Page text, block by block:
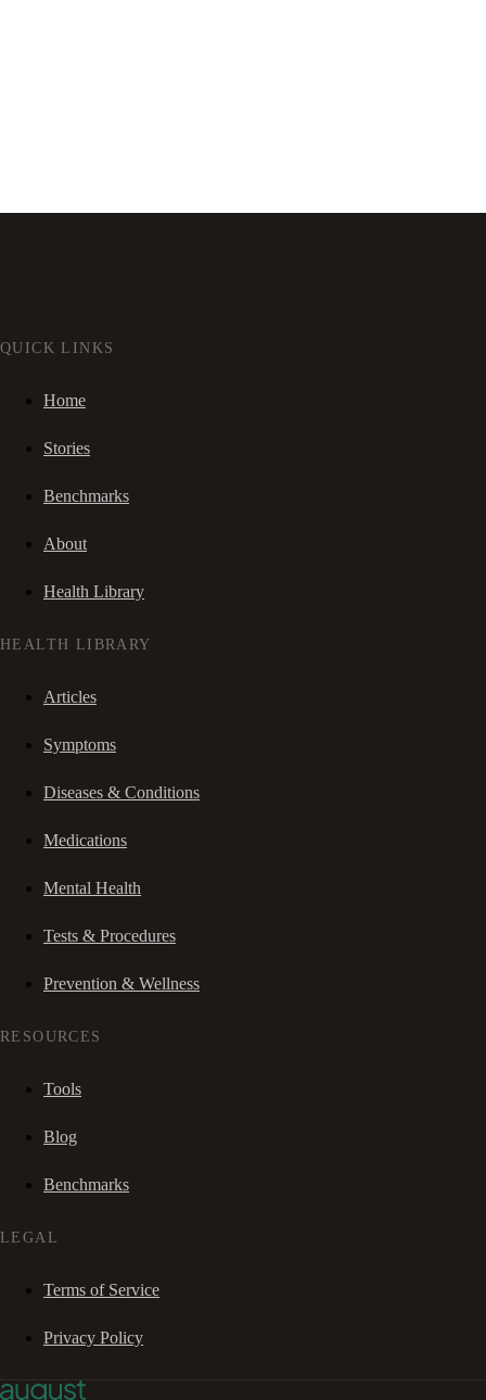
QUICK LINKS
Home
Stories
Benchmarks
About
Health Library
HEALTH LIBRARY
Articles
Symptoms
Diseases & Conditions
Medications
Mental Health
Tests & Procedures
Prevention & Wellness
RESOURCES
Tools
Blog
Benchmarks
LEGAL
Terms of Service
Privacy Policy